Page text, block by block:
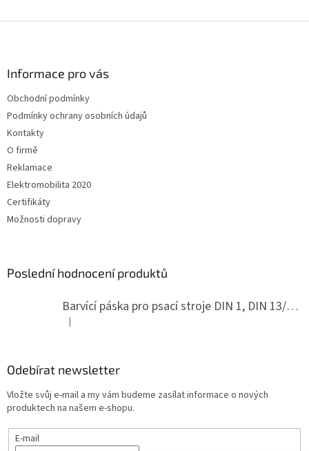
Informace pro vás
Obchodní podmínky
Podmínky ochrany osobních údajů
Kontakty
O firmě
Reklamace
Elektromobilita 2020
Certifikáty
Možnosti dopravy
Poslední hodnocení produktů
Barvící páska pro psací stroje DIN 1, DIN 13/10, LAND, PA červenočerná
Hodnocení produktu je 5 z 5 hvězdiček.
|
Odebírat newsletter
Vložte svůj e-mail a my vám budeme zasílat informace o nových
produktech na našem e-shopu.
E-mail